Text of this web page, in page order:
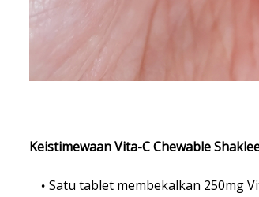
Keistimewaan Vita-C Chewable
Satu tablet membekalkan 250mg